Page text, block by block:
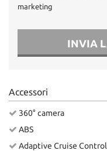
marketing
INVIA
Accessori
360° camera
ABS
Adaptive Cruise Control